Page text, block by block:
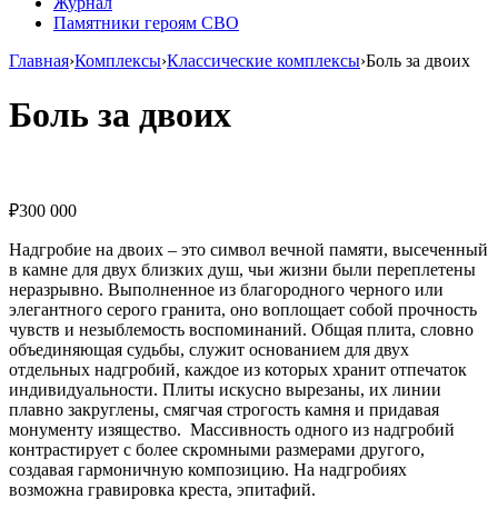
Памятники героям СВО
Главная›Комплексы›Классические комплексы›Боль за двоих
Боль за двоих
₽300 000
Надгробие на двоих – это символ вечной памяти, высеченный
в камне для двух близких душ, чьи жизни были переплетены
неразрывно. Выполненное из благородного черного или
элегантного серого гранита, оно воплощает собой прочность
чувств и незыблемость воспоминаний. Общая плита, словно
объединяющая судьбы, служит основанием для двух
отдельных надгробий, каждое из которых хранит отпечаток
индивидуальности. Плиты искусно вырезаны, их линии
плавно закруглены, смягчая строгость камня и придавая
монументу изящество. Массивность одного из надгробий
контрастирует с более скромными размерами другого,
создавая гармоничную композицию. На надгробиях
возможна гравировка креста, эпитафий.